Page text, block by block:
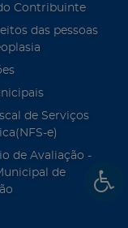
Contribuinte
das pessoas
de Serviços
e)
de Avaliação -
de